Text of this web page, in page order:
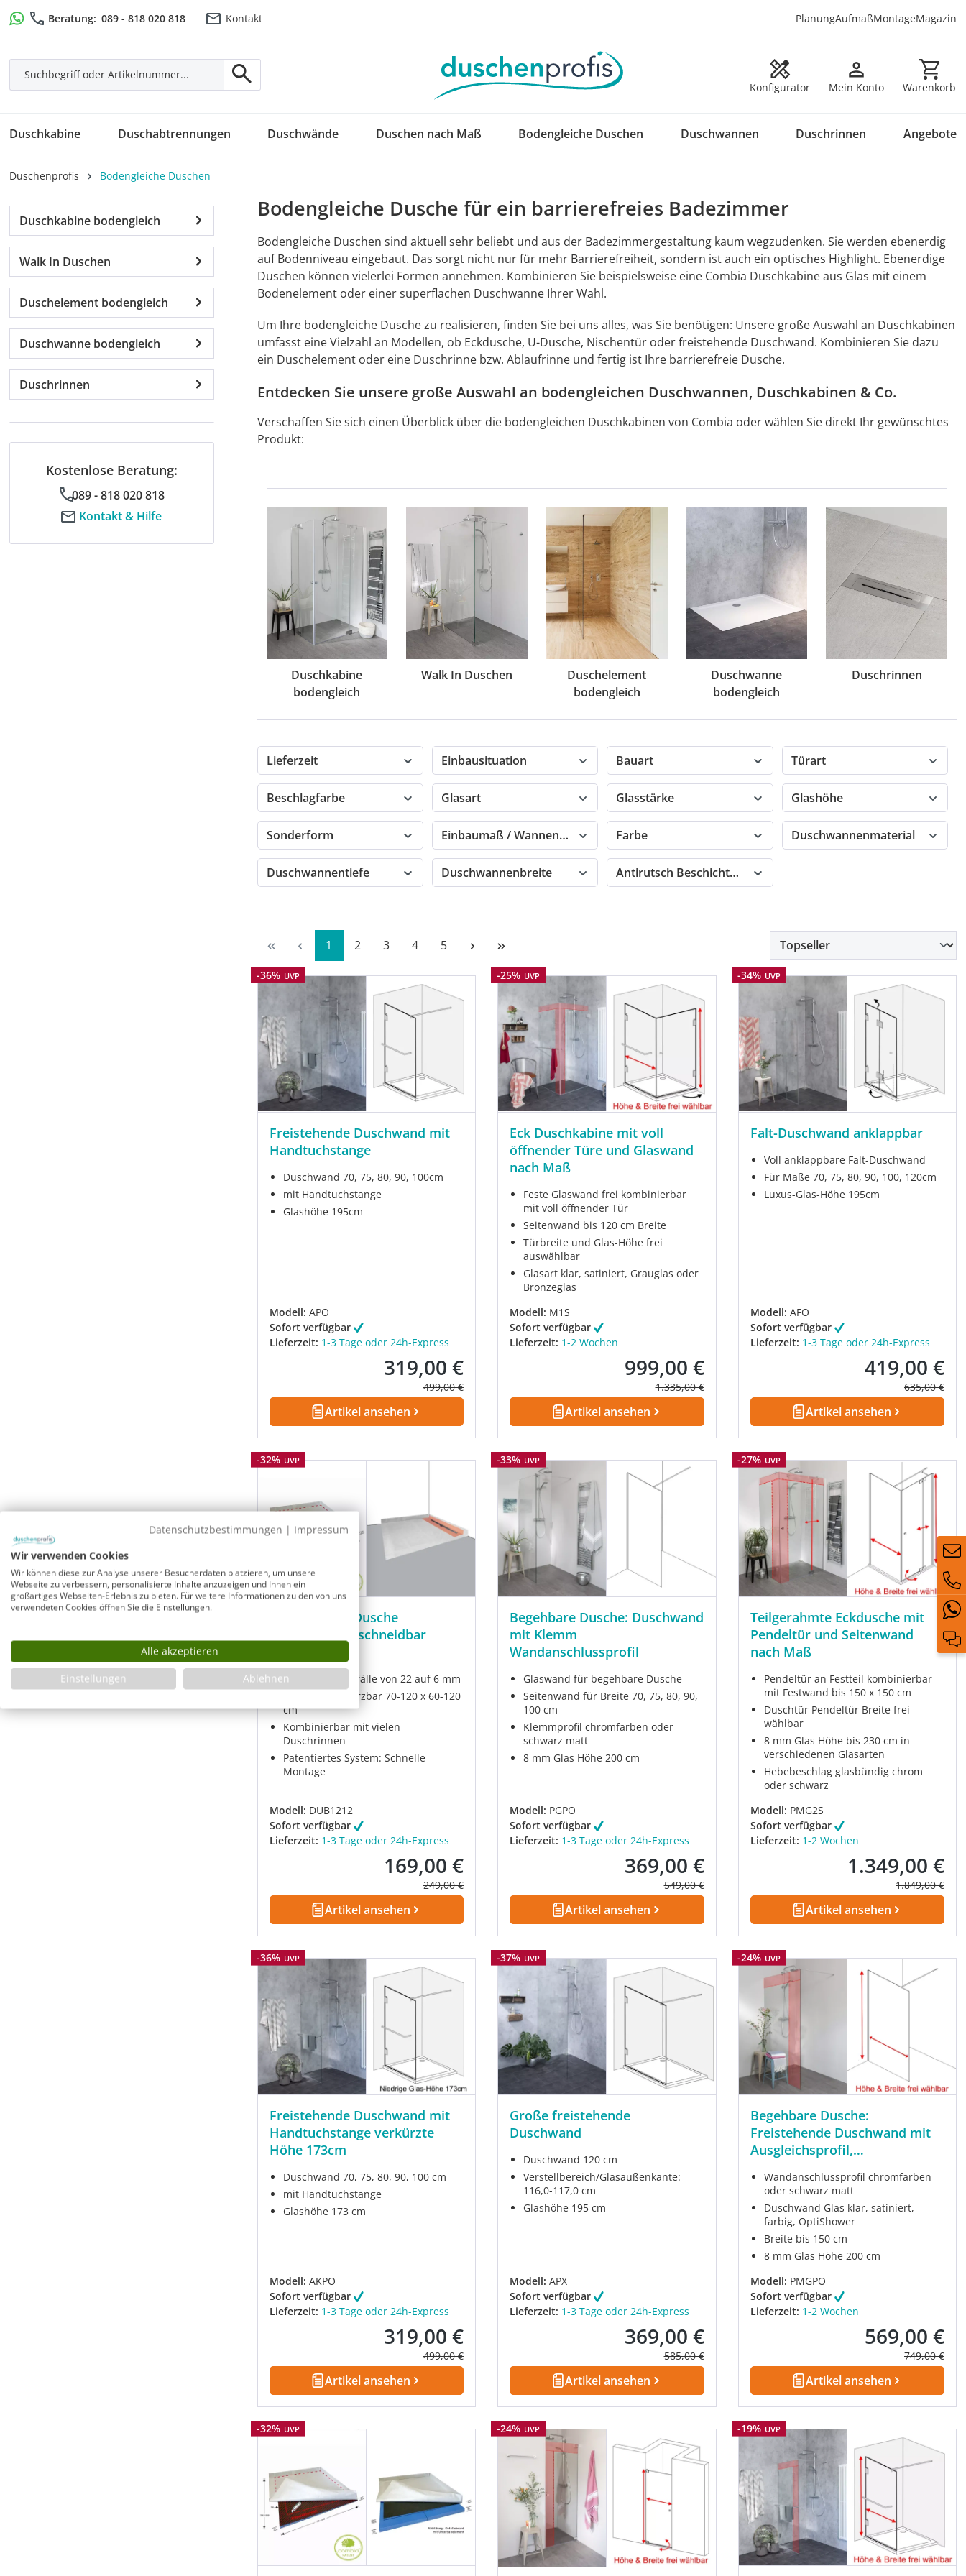
Hauptinhalt springen
Zur Suche springen
Zur Hauptnavigation springen
Beratung: 089 - 818 020 818 Kontakt PlanungAufmaßMontageMagazin
Konfigurator Mein Konto Warenkorb
Warenkorb
Duschkabine Duschabtrennungen Duschwände Duschen nach Maß Bodengleiche Duschen Duschwannen Duschrinnen Angebote
Duschenprofis Bodengleiche Duschen
Duschkabine bodengleich
Walk In Duschen
Duschelement bodengleich
Duschwanne bodengleich
Duschrinnen
Kostenlose Beratung:
089 - 818 020 818
Kontakt & Hilfe
Bodengleiche Dusche für ein barrierefreies Badezimmer
Bodengleiche Duschen sind aktuell sehr beliebt und aus der Badezimmergestaltung kaum wegzudenken. Sie werden ebenerdig
auf Bodenniveau eingebaut. Das sorgt nicht nur für mehr Barrierefreiheit, sondern ist auch ein optisches Highlight. Ebenerdige
Duschen können vielerlei Formen annehmen. Kombinieren Sie beispielsweise eine Combia Duschkabine aus Glas mit einem
Bodenelement oder einer superflachen Duschwanne Ihrer Wahl.
Um Ihre bodengleiche Dusche zu realisieren, finden Sie bei uns alles, was Sie benötigen: Unsere große Auswahl an Duschkabinen
umfasst eine Vielzahl an Modellen, ob Eckdusche, U-Dusche, Nischentür oder freistehende Duschwand. Kombinieren Sie dazu
ein Duschelement oder eine Duschrinne bzw. Ablaufrinne und fertig ist Ihre barrierefreie Dusche.
Entdecken Sie unsere große Auswahl an bodengleichen Duschwannen, Duschkabinen & Co.
Verschaffen Sie sich einen Überblick über die bodengleichen Duschkabinen von Combia oder wählen Sie direkt Ihr gewünschtes
Produkt:
Duschkabine
bodengleich
Walk In Duschen
Duschelement
bodengleich
Duschwanne
bodengleich
Duschrinnen
Lieferzeit Einbausituation Bauart Türart
Beschlagfarbe Glasart Glasstärke Glashöhe
Sonderform Einbaumaß / Wannenmaß Farbe Duschwannenmaterial
Duschwannentiefe Duschwannenbreite Antirutsch Beschichtung
Seite
1 Seite
2 Seite
3 Seite
4 Seite
5
Rabatt
-36% UVP
Freistehende Duschwand mit
Handtuchstange
Duschwand 70, 75, 80, 90, 100cm
mit Handtuchstange
Glashöhe 195cm
Modell: APO
Sofort verfügbar
Lieferzeit: 1-3 Tage oder 24h-Express
Verkaufspreis:
319,00 €
Regulärer Preis:
499,00 €
Artikel ansehen
Rabatt
-25% UVP
Eck Duschkabine mit voll
öffnender Türe und Glaswand
nach Maß
Feste Glaswand frei kombinierbar
mit voll öffnender Tür
Seitenwand bis 120 cm Breite
Türbreite und Glas-Höhe frei
auswählbar
Glasart klar, satiniert, Grauglas oder
Bronzeglas
Modell: M1S
Sofort verfügbar
Lieferzeit: 1-2 Wochen
Verkaufspreis:
999,00 €
Regulärer Preis:
1.335,00 €
Artikel ansehen
Rabatt
-34% UVP
Falt-Duschwand anklappbar
Voll anklappbare Falt-Duschwand
Für Maße 70, 75, 80, 90, 100, 120cm
Luxus-Glas-Höhe 195cm
Modell: AFO
Sofort verfügbar
Lieferzeit: 1-3 Tage oder 24h-Express
Verkaufspreis:
419,00 €
Regulärer
635,00 €
Artikel ansehen
Rabatt
-32% UVP
Gefälleboard Dusche
verfliesbar, zuschneidbar
Super flach: Gefälle von 22 auf 6 mm
Duschboard kürzbar 70-120 x 60-120
cm
Kombinierbar mit vielen
Duschrinnen
Patentiertes System: Schnelle
Montage
Modell: DUB1212
Sofort verfügbar
Lieferzeit: 1-3 Tage oder 24h-Express
Verkaufspreis:
169,00 €
Regulärer Preis:
249,00 €
Artikel ansehen
Rabatt
-33% UVP
Begehbare Dusche: Duschwand
mit Klemm
Wandanschlussprofil
Glaswand für begehbare Dusche
Seitenwand für Breite 70, 75, 80, 90,
100 cm
Klemmprofil chromfarben oder
schwarz matt
8 mm Glas Höhe 200 cm
Modell: PGPO
Sofort verfügbar
Lieferzeit: 1-3 Tage oder 24h-Express
Verkaufspreis:
369,00 €
Regulärer Preis:
549,00 €
Artikel ansehen
Rabatt
-27% UVP
Teilgerahmte Eckdusche mit
Pendeltür und Seitenwand
nach Maß
Pendeltür an Festteil kombinierbar
mit Festwand bis 150 x 150 cm
Duschtür Pendeltür Breite frei
wählbar
8 mm Glas Höhe bis 230 cm in
verschiedenen Glasarten
Hebebeschlag glasbündig chrom
oder schwarz
Modell: PMG2S
Sofort verfügbar
Lieferzeit: 1-2 Wochen
Verkaufspreis:
1.349,00 €
Regulärer
1.849,00 €
Artikel ansehen
Rabatt
-36% UVP
Freistehende Duschwand mit
Handtuchstange verkürzte
Höhe 173cm
Duschwand 70, 75, 80, 90, 100 cm
mit Handtuchstange
Glashöhe 173 cm
Modell: AKPO
Sofort verfügbar
Lieferzeit: 1-3 Tage oder 24h-Express
Verkaufspreis:
319,00 €
Regulärer Preis:
499,00 €
Artikel ansehen
Rabatt
-37% UVP
Große freistehende
Duschwand
Duschwand 120 cm
Verstellbereich/Glasaußenkante:
116,0-117,0 cm
Glashöhe 195 cm
Modell: APX
Sofort verfügbar
Lieferzeit: 1-3 Tage oder 24h-Express
Verkaufspreis:
369,00 €
Regulärer Preis:
585,00 €
Artikel ansehen
Rabatt
-24% UVP
Begehbare Dusche:
Freistehende Duschwand mit
Ausgleichsprofil,
Wandanschlussprofil chromfarben
oder schwarz matt
Duschwand Glas klar, satiniert,
farbig, OptiShower
Breite bis 150 cm
8 mm Glas Höhe 200 cm
Modell: PMGPO
Sofort verfügbar
Lieferzeit: 1-2 Wochen
Verkaufspreis:
569,00 €
Regulärer
749,00 €
Artikel ansehen
Rabatt
-32% UVP Rabatt
-24% UVP Rabatt
-19% UVP
Datenschutzbestimmungen | Impressum
Wir verwenden Cookies
Wir können diese zur Analyse unserer Besucherdaten platzieren, um unsere
Webseite zu verbessern, personalisierte Inhalte anzuzeigen und Ihnen ein
großartiges Webseiten-Erlebnis zu bieten. Für weitere Informationen zu den von uns
verwendeten Cookies öffnen Sie die Einstellungen.
Alle akzeptieren
Einstellungen
Ablehnen